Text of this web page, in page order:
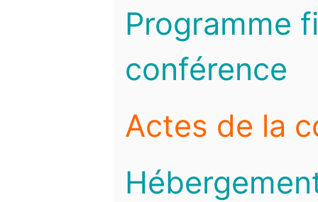
Programme
conférence
Actes de la